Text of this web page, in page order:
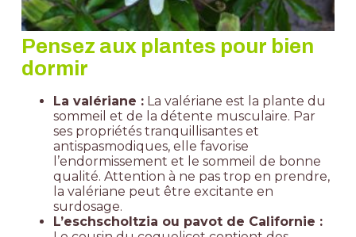
Pensez aux plantes pour bien
dormir
La valériane :La valériane est la plante du
sommeil et de la détente musculaire. Par
ses propriétés tranquillisantes et
antispasmodiques, elle favorise
l’endormissement et le sommeil de bonne
qualité. Attention à ne pas trop en prendre,
la valériane peut être excitante en
surdosage.
L’eschscholtzia ou pavot de Californie :